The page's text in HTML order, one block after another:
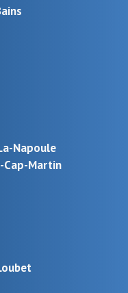
Napoule
Cap-Martin